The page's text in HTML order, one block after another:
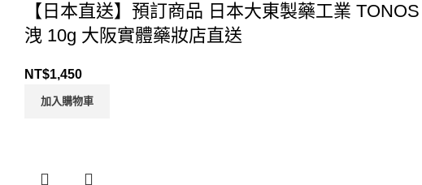
【日本直送】預訂商品 日本大東製藥工業
洩 10g 大阪實體藥妝店直送
NT$1,450
加入購物車